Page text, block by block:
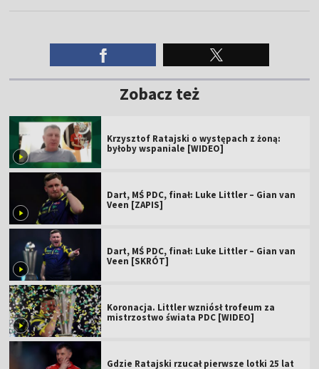
Zobacz też
Krzysztof Ratajski o występach z żoną:
byłoby wspaniale [WIDEO]
Dart, MŚ PDC, finał: Luke Littler – Gian van
Veen [ZAPIS]
Dart, MŚ PDC, finał: Luke Littler – Gian van
Veen [SKRÓT]
Koronacja. Littler wzniósł trofeum za
mistrzostwo świata PDC [WIDEO]
Gdzie Ratajski rzucał pierwsze lotki 25 lat